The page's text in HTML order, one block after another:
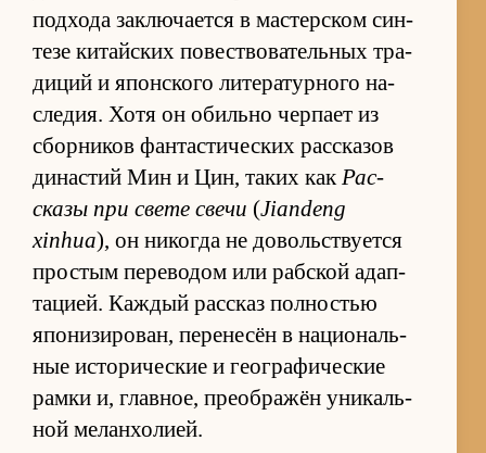
под­хода за­клю­ча­ется в ма­стер­ском син­
тезе ки­тайских по­вест­во­ва­тель­ных тра­
ди­ций и япон­ского ли­те­ра­тур­ного на­
сле­дия. Хотя он обильно чер­пает из
сбор­ни­ков фан­та­сти­че­ских рас­ска­зов
ди­на­стий Мин и Цин, та­ких какРас­
сказы при свете свечи (Jiandeng
xinhua), он ни­ко­гда не до­воль­ству­ется
про­стым пе­ре­во­дом или раб­ской адап­
та­ци­ей. Каж­дый рас­сказ пол­но­стью
япо­ни­зи­ро­ван, пе­ре­несён в на­ци­о­наль­
ные ис­то­ри­че­ские и гео­гра­фи­че­ские
рамки и, глав­ное, пре­об­ражён уни­каль­
ной ме­лан­хо­ли­ей.